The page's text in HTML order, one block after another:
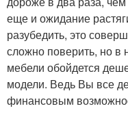
еще и ожидание
разубедить, это
сложно поверить, но в
мебели обойдется
модели. Ведь Вы все
финансовым